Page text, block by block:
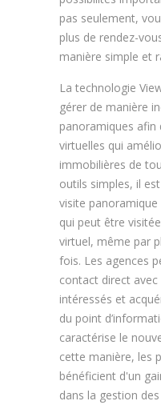
pas seulement,
plus de rendez-
manière simple et
La technologie
gérer de manière
panoramiques afin
virtuelles qui
immobilières de
outils simples, il
visite
qui peut être
virtuel, même par
fois. Les agences
contact direct
intéressés et
du point
caractérise le
cette manière, les
bénéficient d'un
dans la gestion